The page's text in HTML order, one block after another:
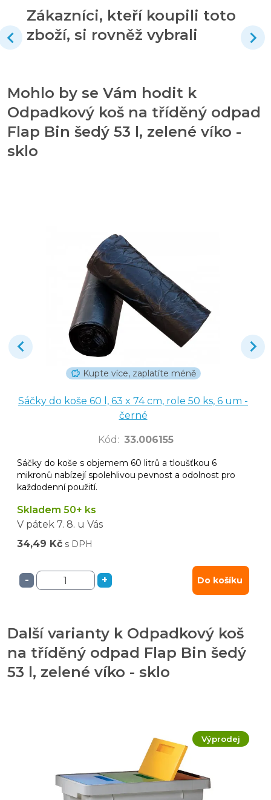
Zákazníci, kteří koupili toto
zboží, si rovněž vybrali
Mohlo by se Vám hodit k
Odpadkový koš na tříděný odpad
Flap Bin šedý 53 l, zelené víko -
sklo
Kupte více, zaplatíte méně
Sáčky do koše 60 l, 63 x 74 cm, role 50 ks, 6 um -
černé
Kód : 33.006155
Sáčky do koše s objemem 60 litrů a tloušťkou 6
mikronů nabízejí spolehlivou pevnost a odolnost pro
každodenní použití.
Skladem 50+ ks
V pátek 7. 8. u Vás
34,49 Kč s DPH
- + Do košíku
Další varianty k Odpadkový koš
na tříděný odpad Flap Bin šedý
53 l, zelené víko - sklo
Výprodej